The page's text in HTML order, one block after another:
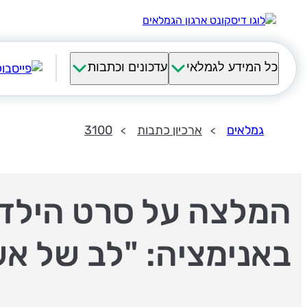
כל המידע לגמלאי עדכונים וכתבות
גמלאים ארכיון כתבות 3100
המלצה על סרט
באנימציה: "לב של